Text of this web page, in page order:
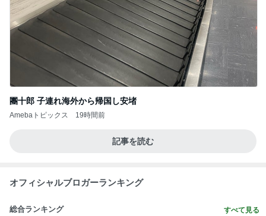
團十郎 子連れ海外から帰国し安堵
Amebaトピックス 19時間前
記事を読む
オフィシャルブロガーランキング
総合ランキング すべて見る